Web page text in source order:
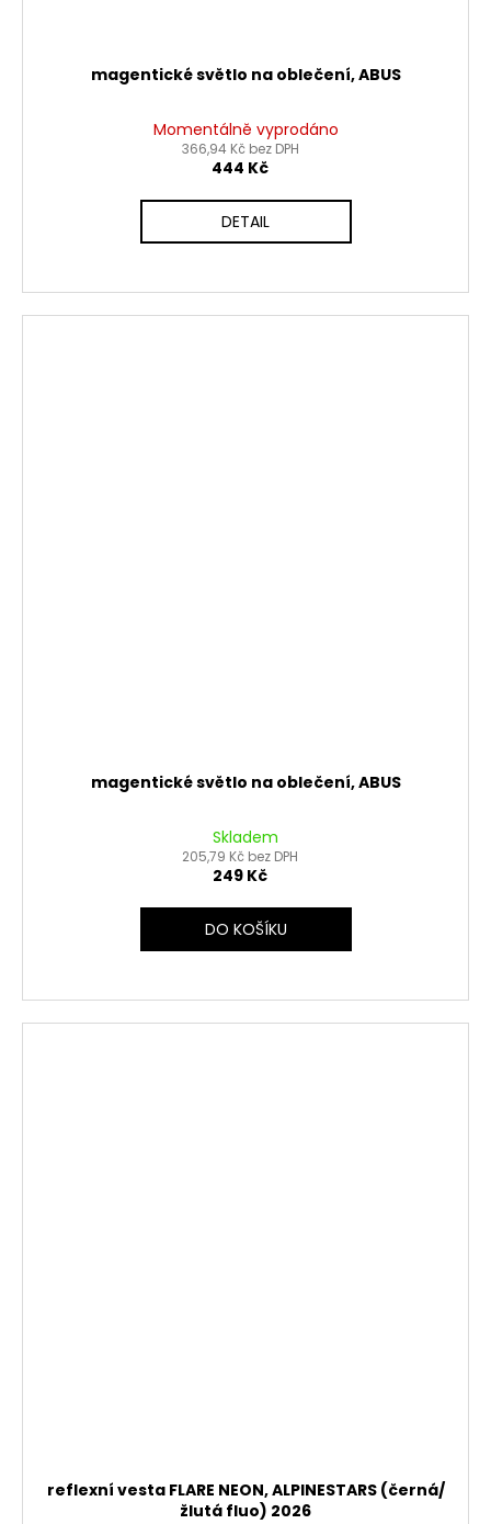
magentické světlo na oblečení, ABUS
Momentálně vyprodáno
366,94 Kč bez DPH
444 Kč
DETAIL
magentické světlo na oblečení, ABUS
Skladem
205,79 Kč bez DPH
249 Kč
DO KOŠÍKU
reflexní vesta FLARE NEON, ALPINESTARS (černá/
žlutá fluo) 2026